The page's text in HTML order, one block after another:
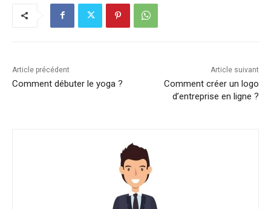
Article précédent
Comment débuter le yoga ?
Article suivant
Comment créer un logo
d’entreprise en ligne ?